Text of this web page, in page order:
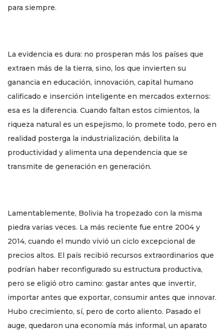
para siempre.
La evidencia es dura: no prosperan más los países que
extraen más de la tierra, sino, los que invierten su
ganancia en educación, innovación, capital humano
calificado e inserción inteligente en mercados externos:
esa es la diferencia. Cuando faltan estos cimientos, la
riqueza natural es un espejismo, lo promete todo, pero en
realidad posterga la industrialización, debilita la
productividad y alimenta una dependencia que se
transmite de generación en generación.
Lamentablemente, Bolivia ha tropezado con la misma
piedra varias veces. La más reciente fue entre 2004 y
2014, cuando el mundo vivió un ciclo excepcional de
precios altos. El país recibió recursos extraordinarios que
podrían haber reconfigurado su estructura productiva,
pero se eligió otro camino: gastar antes que invertir,
importar antes que exportar, consumir antes que innovar.
Hubo crecimiento, sí, pero de corto aliento. Pasado el
auge, quedaron una economía más informal, un aparato